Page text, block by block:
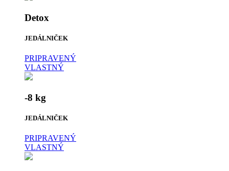
Detox
JEDÁLNIČEK
PRIPRAVENÝ
VLASTNÝ
-8 kg
JEDÁLNIČEK
PRIPRAVENÝ
VLASTNÝ